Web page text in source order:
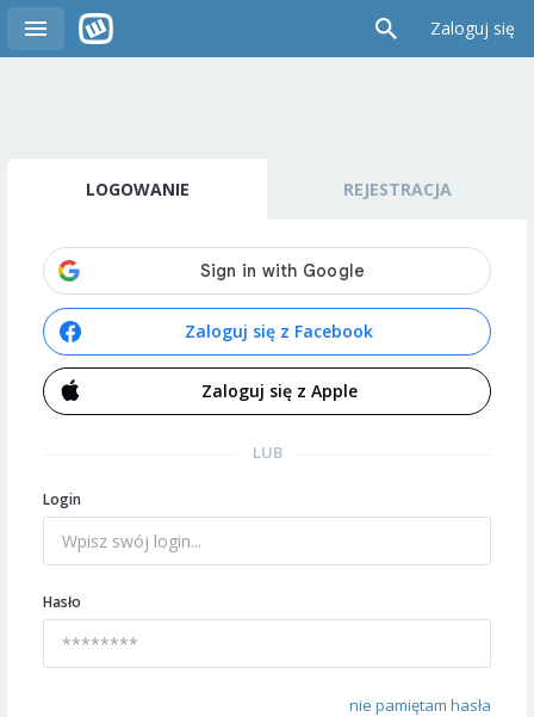
Zaloguj się
LOGOWANIE REJESTRACJA
Zaloguj się z Facebook
Zaloguj się z Apple
LUB
Login
Hasło
nie pamiętam hasła